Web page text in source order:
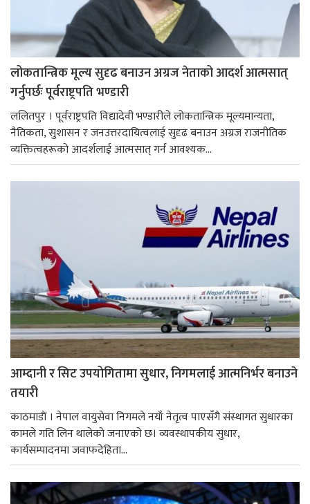
लोकतान्त्रिक मूल्य सुदृढ बनाउन अग्रज नेताको आदर्श आत्मसात्
गर्नुपर्छः पूर्वराष्ट्रपति भण्डारी
ललितपुर । पूर्वराष्ट्रपति विद्यादेवी भण्डारीले लोकतान्त्रिक मूल्यमान्यता,
नैतिकता, सुशासन र जनउत्तरदायित्वलाई सुदृढ बनाउन अग्रज राजनीतिक
व्यक्तित्वहरूको आदर्शलाई आत्मसात् गर्न आवश्यक...
आम्दानी र सिट उपयोगितामा सुधार, निगमलाई आत्मनिर्भर बनाउने
तयारी
काठमाडाैं । नेपाल वायुसेवा निगमले नयाँ नेतृत्व पाएसँगै संस्थागत सुधारका
कामले गति लिन थालेको जनाएको छ। व्यवस्थापकीय सुधार,
कार्यसम्पादनमा जवाफदेहिता...